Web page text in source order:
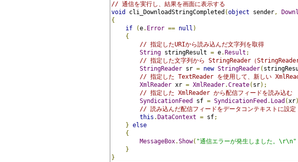
// 通信を実行し、結果を画面に表示する
void
cli_DownloadStringCompleted (object sender,
{
if
(e. Error == null )
{
// 指定したURIから読み込んだ文字列を取得
String stringResult = e. Result ;
// 指定した文字列から StringReader（
StringReader sr = new StringReader(
// 指定した TextReader を使用して、新しい
XmlReader xr = XmlReader.Create( sr);
// 指定した XmlReader から配信フィードを読み込む
SyndicationFeed
sf = SyndicationFeed . Load (xr
// 読み込んだ配信フィードをデータコンテキストに設定
this . DataContext = sf;
} else
{
MessageBox.Show( "通信エラーが発生しました。\r\n"
}
}